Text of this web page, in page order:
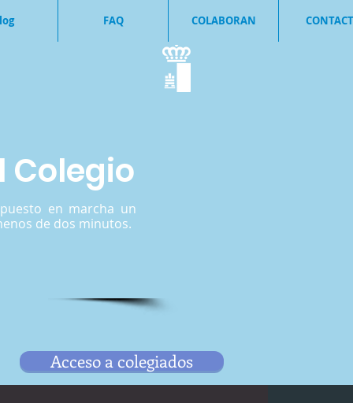
FAQ COLABORAN
Colegio
en marcha un
de dos minutos.
Acceso a colegiados